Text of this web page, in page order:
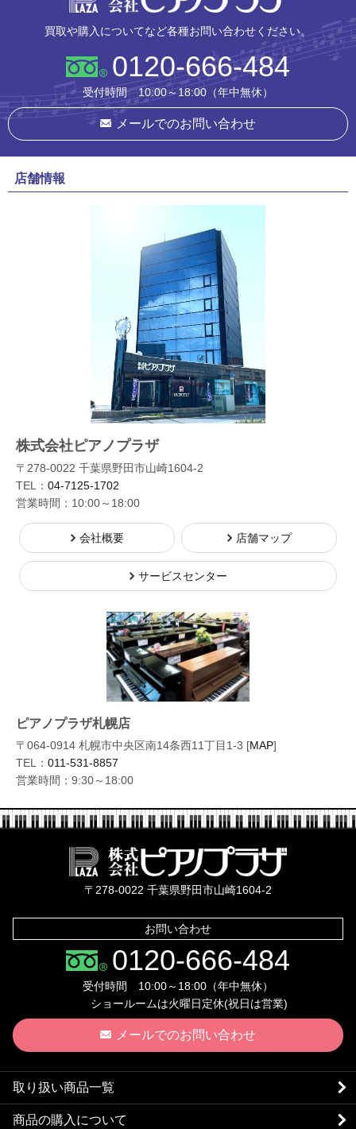
買取や購入についてなど各種お問い合わせください。
0120-666-484
受付時間 10:00～18:00（年中無休）
メールでのお問い合わせ
店舗情報
株式会社ピアノプラザ
〒278-0022 千葉県野田市山崎1604-2
TEL： 04-7125-1702
営業時間：10:00～18:00
会社概要 店舗マップ
サービスセンター
ピアノプラザ札幌店
〒064-0914 札幌市中央区南14条西11丁目1-3 [MAP]
TEL： 011-531-8857
営業時間：9:30～18:00
〒278-0022 千葉県野田市山崎1604-2
お問い合わせ
0120-666-484
受付時間 10:00～18:00（年中無休）
ショールームは火曜日定休(祝日は営業)
メールでのお問い合わせ
取り扱い商品一覧
商品の購入について